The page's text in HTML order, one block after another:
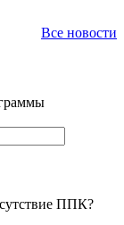
Все новости
ППК?